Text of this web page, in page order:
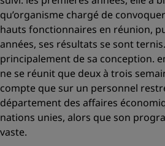
qu’organisme chargé de
hauts fonctionnaires en réunion,
années, ses résultats se sont
principalement de sa conception.
ne se réunit que deux à trois
compte que sur un personnel
département des affaires
nations unies, alors que son
vaste.